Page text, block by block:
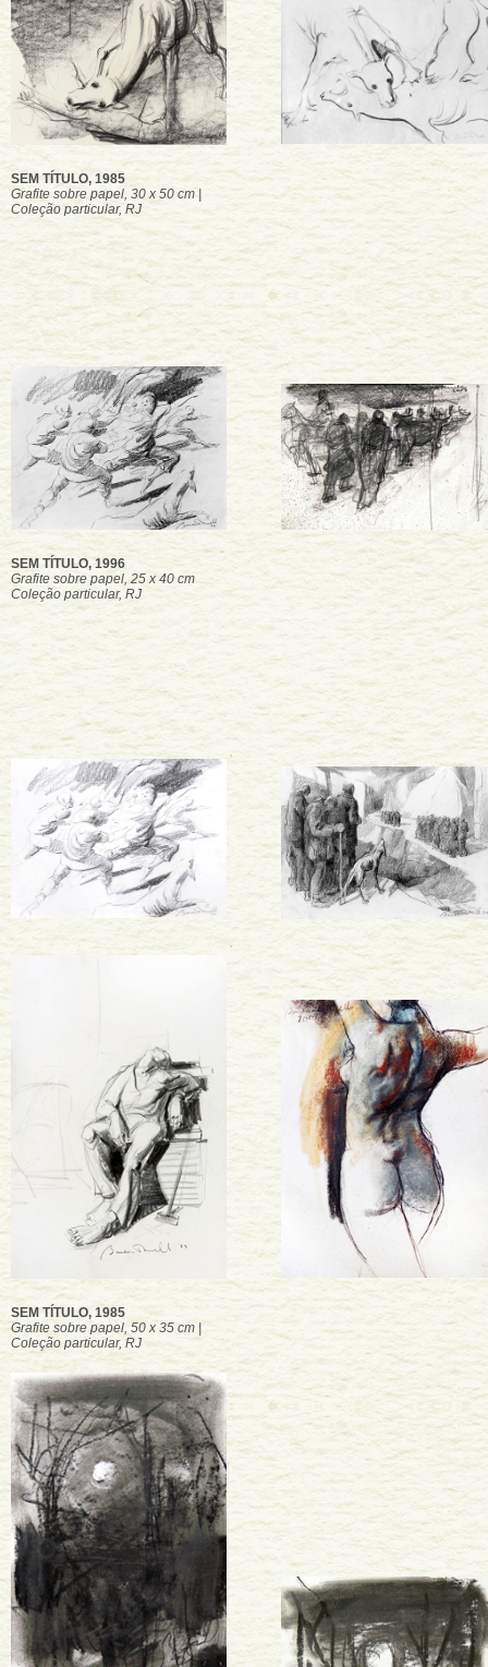
SEM TÍTULO, 1985
Grafite sobre papel, 30 x 50 cm |
Coleção particular, RJ
SEM TÍTULO, 1996
Grafite sobre papel, 25 x 40 cm
Coleção particular, RJ
SEM TÍTULO, 1985
Grafite sobre papel, 50 x 35 cm |
Coleção particular, RJ